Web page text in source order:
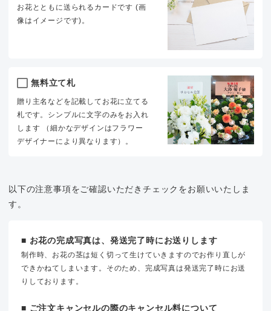
お花とともに送られるカードです (画
像はイメージです)。
無料立て札
贈り主名などを記載してお花に立てる
札です。シンプルに文字のみをお入れ
します （細かなデザインはフラワー
デザイナーにより異なります）。
以下の注意事項をご確認いただきチェックをお願いいたしま
す。
■ お花の完成写真は、発送完了時にお送りします
制作時、お花の茎は短く切って生けていきますのでお作り直しが
できかねてしまいます。そのため、完成写真は発送完了時にお送
りしております。
■ ご注文キャンセルの際のキャンセル料について